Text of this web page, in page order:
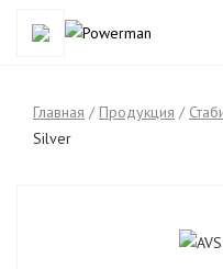
Главная / Продукция /
Silver